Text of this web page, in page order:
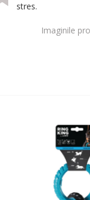
Imaginile
stres.